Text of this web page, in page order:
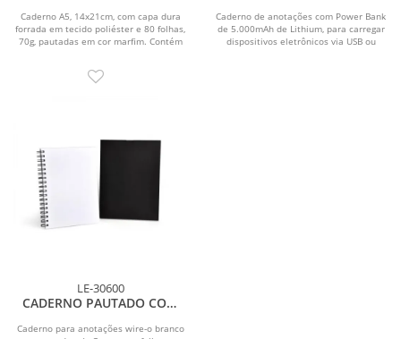
Caderno A5, 14x21cm, com capa dura
forrada em tecido poliéster e 80 folhas,
70g, pautadas em cor marfim. Contém
Caderno de anotações com Power Bank
de 5.000mAh de Lithium, para carregar
dispositivos eletrônicos via USB ou
LE-30600
CADERNO PAUTADO COM
23,5X18CM - 100 FLS
Caderno para anotações wire-o branco